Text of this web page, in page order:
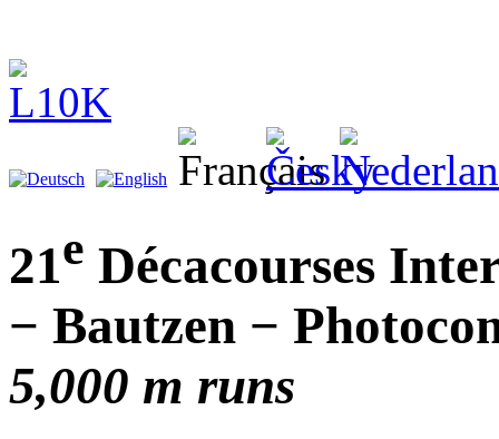
21e Décacourses
− Bautzen −
5,000 m runs